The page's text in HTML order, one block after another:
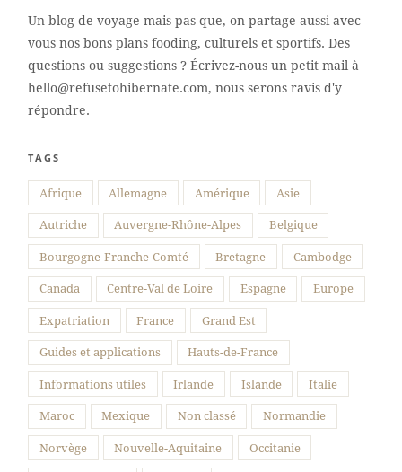
Suivre sur Instagram
Un blog de voyage mais pas que, on partage aussi avec
vous nos bons plans fooding, culturels et sportifs. Des
questions ou suggestions ? Écrivez-nous un petit mail à
hello@refusetohibernate.com, nous serons ravis d'y
répondre.
TAGS
Afrique Allemagne Amérique Asie
Autriche Auvergne-Rhône-Alpes Belgique
Bourgogne-Franche-Comté Bretagne Cambodge
Canada Centre-Val de Loire Espagne Europe
Expatriation France Grand Est
Guides et applications Hauts-de-France
Informations utiles Irlande Islande Italie
Maroc Mexique Non classé Normandie
Norvège Nouvelle-Aquitaine Occitanie